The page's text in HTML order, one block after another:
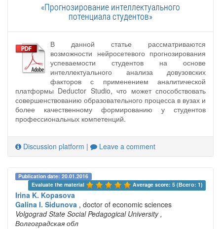
«Прогнозирование интеллектуального
потенциала студентов»
В данной статье рассматриваются
возможности нейросетевого прогнозирования
успеваемости студентов на основе
интеллектуального анализа довузовских
факторов с применением аналитической
платформы Deductor Studio, что может способствовать
совершенствованию образовательного процесса в вузах и
более качественному формированию у студентов
профессиональных компетенций.
Discussion platform | Leave a comment
Publication date: 20.01.2016
Evaluate the material
Average score: 5 (Всего: 1)
Irina K. Kopasova
Galina I. Sidunova , doctor of economic sciences
Volgograd State Social Pedagogical University ,
Волгоградская обл